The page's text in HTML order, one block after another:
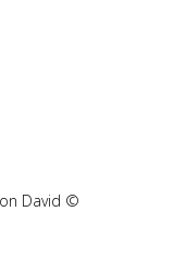
David ©